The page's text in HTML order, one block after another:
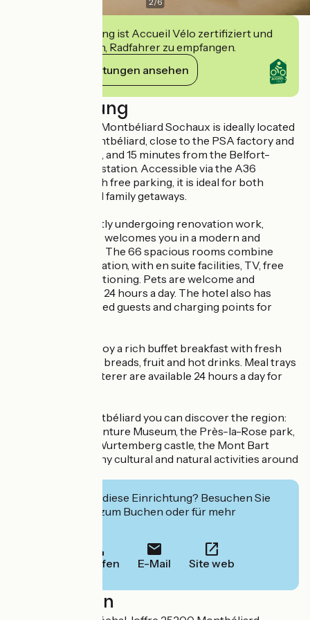
Diese Einrichtung ist Accueil Vélo zertifiziert und
verpflichtet sich, Radfahrer zu empfangen.
Ihre Verpflichtungen ansehen
Beschreibung
The 3-star Kyriad Montbéliard Sochaux is ideally located
to the west of Montbéliard, close to the PSA factory and
the Bonal stadium, and 15 minutes from the Belfort-
Montbéliard TGV station. Accessible via the A36
motorway and with free parking, it is ideal for both
business trips and family getaways.
The hotel, currently undergoing renovation work,
remains open and welcomes you in a modern and
functional setting. The 66 spacious rooms combine
comfort and relaxation, with en suite facilities, TV, free
WiFi and air conditioning. Pets are welcome and
reception is open 24 hours a day. The hotel also has
facilities for disabled guests and charging points for
Each morning, enjoy a rich buffet breakfast with fresh
produce, pastries, breads, fruit and hot drinks. Meal trays
made by a local caterer are available 24 hours a day for
At the Kyriad Montbéliard you can discover the region:
the Peugeot Adventure Museum, the Près-la-Rose park,
the Montbéliard Wurtemberg castle, the Mont Bart
footpaths and many cultural and natural activities around
Interessiert Sie diese Einrichtung? Besuchen Sie
deren Website zum Buchen oder für mehr
Anrufen E-Mail Site web
Localisation